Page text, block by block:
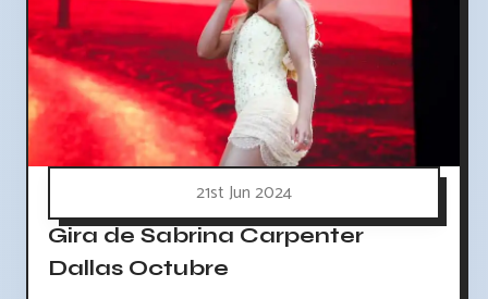
21st Jun 2024
Gira de Sabrina Carpenter
Dallas Octubre